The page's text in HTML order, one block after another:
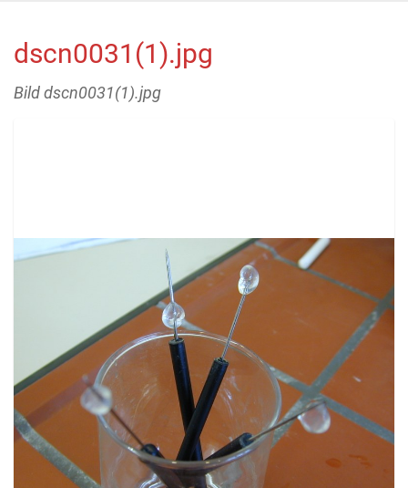
dscn0031(1).jpg
Bild dscn0031(1).jpg